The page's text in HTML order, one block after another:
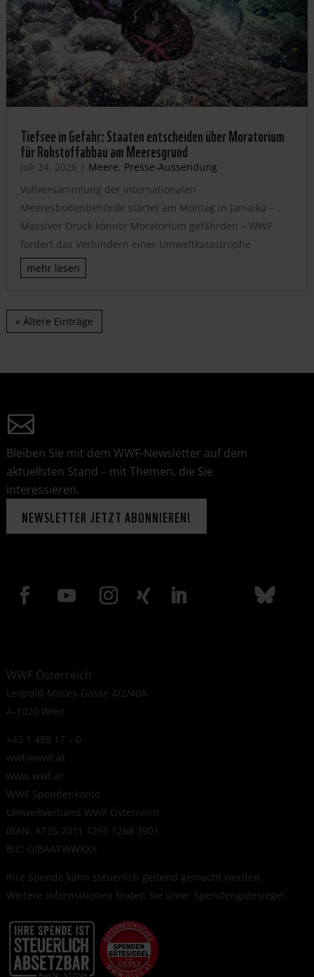
Tiefsee in Gefahr: Staaten entscheiden über Moratorium
für Rohstoffabbau am Meeresgrund
Juli 24, 2026 | Meere, Presse-Aussendung
Vollversammlung der internationalen
Meeresbodenbehörde startet am Montag in Jamaika –
Massiver Druck könnte Moratorium gefährden – WWF
fordert das Verhindern einer Umweltkatastrophe
mehr lesen
« Ältere Einträge
Bleiben Sie mit dem WWF-Newsletter auf dem
aktuellsten Stand – mit Themen, die Sie
interessieren.
NEWSLETTER JETZT ABONNIEREN!
WWF Österreich
Leopold-Moses-Gasse 4/2/40A
A-1020 Wien
+43 1 488 17 – 0
wwf@wwf.at
www.wwf.at
WWF Spendenkonto
Umweltverband WWF Österreich
IBAN: AT26 2011 1291 1268 3901
BIC: GIBAATWWXXX
Ihre Spende kann steuerlich geltend gemacht werden.
Weitere Informationen finden Sie unter Spendengütesiegel